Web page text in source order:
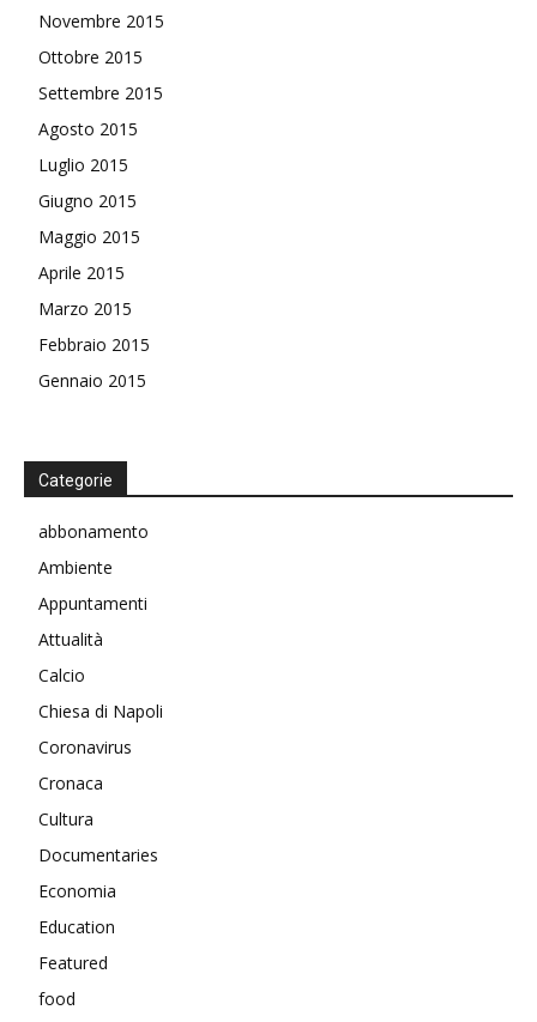
Novembre 2015
Ottobre 2015
Settembre 2015
Agosto 2015
Luglio 2015
Giugno 2015
Maggio 2015
Aprile 2015
Marzo 2015
Febbraio 2015
Gennaio 2015
Categorie
abbonamento
Ambiente
Appuntamenti
Attualità
Calcio
Chiesa di Napoli
Coronavirus
Cronaca
Cultura
Documentaries
Economia
Education
Featured
food